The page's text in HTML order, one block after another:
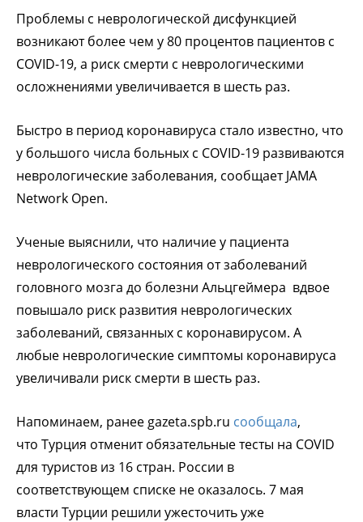
Проблемы с неврологической дисфункцией
возникают более чем у 80 процентов пациентов с
COVID-19, а риск смерти с неврологическими
осложнениями увеличивается в шесть раз.
Быстро в период коронавируса стало известно, что
у большого числа больных с COVID-19 развиваются
неврологические заболевания, сообщает JAMA
Network Open.
Ученые выяснили, что наличие у пациента
неврологического состояния от заболеваний
головного мозга до болезни Альцгеймера вдвое
повышало риск развития неврологических
заболеваний, связанных с коронавирусом. А
любые неврологические симптомы коронавируса
увеличивали риск смерти в шесть раз.
Напоминаем, ранее gazeta.spb.ru сообщала,
что Турция отменит обязательные тесты на COVID
для туристов из 16 стран. России в
соответствующем списке не оказалось. 7 мая
власти Турции решили ужесточить уже